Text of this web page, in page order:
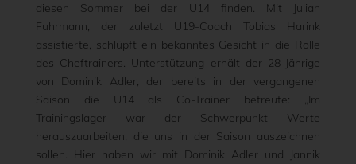
diesen Sommer bei der U14 finden. Mit Julian
Fuhrmann, der zuletzt U19-Coach Tobias Harink
assistierte, schlüpft ein bekanntes Gesicht in die Rolle
des Cheftrainers. Unterstützung erhält der 28-Jährige
von Dominik Adler, der bereits in der vergangenen
Saison die U14 als Co-Trainer betreute: „Im
Trainingslager war der Schwerpunkt Werte
herauszuarbeiten, die uns in der Saison auszeichnen
sollen. Hier haben wir mit Dominik Adler und Jannik